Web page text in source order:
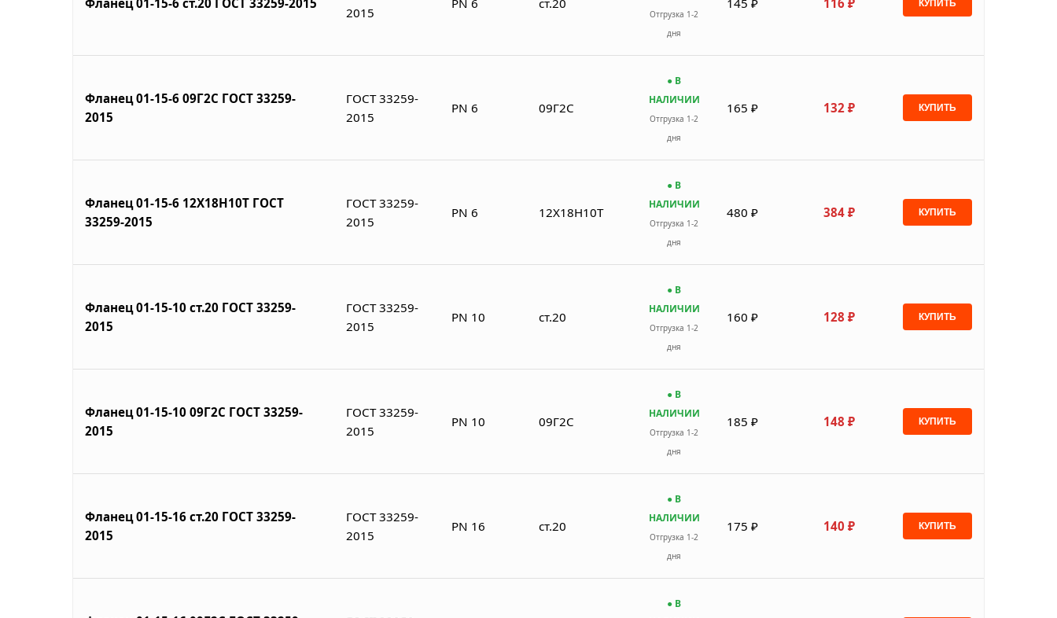
Фланец 01-15-6 ст.20 ГОСТ 33259-2015
2015
PN 6 ст.20
Отгрузка 1-2
дня
145 ₽ 116 ₽ КУПИТЬ
Фланец 01-15-6 09Г2С ГОСТ 33259-
2015
ГОСТ 33259-
2015
PN 6 09Г2С
● В
НАЛИЧИИ
Отгрузка 1-2
дня
165 ₽ 132 ₽ КУПИТЬ
Фланец 01-15-6 12Х18Н10Т ГОСТ
33259-2015
ГОСТ 33259-
2015
PN 6 12Х18Н10Т
● В
НАЛИЧИИ
Отгрузка 1-2
дня
480 ₽ 384 ₽ КУПИТЬ
Фланец 01-15-10 ст.20 ГОСТ 33259-
2015
ГОСТ 33259-
2015
PN 10 ст.20
● В
НАЛИЧИИ
Отгрузка 1-2
дня
160 ₽ 128 ₽ КУПИТЬ
Фланец 01-15-10 09Г2С ГОСТ 33259-
2015
ГОСТ 33259-
2015
PN 10 09Г2С
● В
НАЛИЧИИ
Отгрузка 1-2
дня
185 ₽ 148 ₽ КУПИТЬ
Фланец 01-15-16 ст.20 ГОСТ 33259-
2015
ГОСТ 33259-
2015
PN 16 ст.20
● В
НАЛИЧИИ
Отгрузка 1-2
дня
175 ₽ 140 ₽ КУПИТЬ
● В